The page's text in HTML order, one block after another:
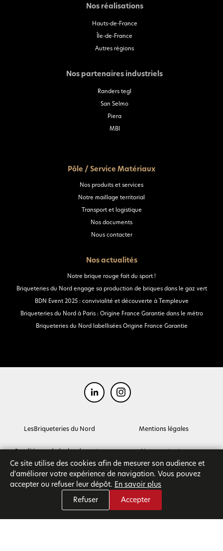
Nos réalisations
Hauts-de-France
Île-de-France
Autres régions
Nos partenaires industriels
Randers tegl
San Selmo
Piera
MBI
Pôle / Service Matériaux
Nos produits et services
Notre maillage territorial
Transport et logistique
Nos documents
Nous contacter
Nos actualités
Notre brique rouge fait du sport !
Briqueteries du Nord engage sa production de briques dans le gaz vert
BDN Event 2025 : convivialité et découverte à Templeuve
Briqueteries du Nord à Paris : Origine France Garantie dans le métro
Briqueteries du Nord labellisées Origine France Garantie
LesBriqueteries du Nord Mentions légales
Conditions générales de ventes Nous contacter
Ce site utilise des cookies afin de mesurer son audience et
d'améliorer votre expérience de navigation. Vous pouvez
accepter ou refuser leur dépôt. En savoir plus
Refuser
Accepter